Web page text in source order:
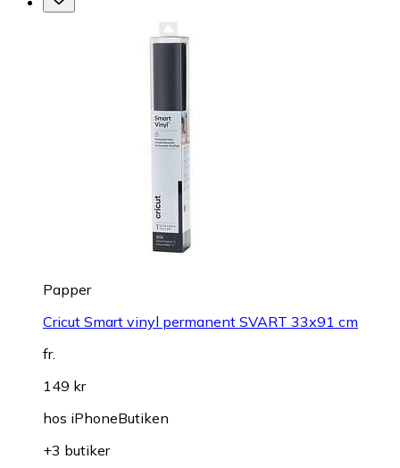
Papper
Cricut Smart vinyl permanent SVART 33x91 cm
fr.
149 kr
hos iPhoneButiken
+3 butiker